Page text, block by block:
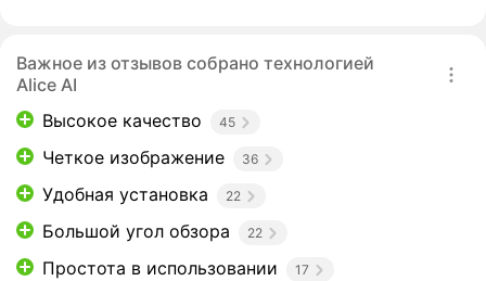
Важное из отзывов собрано технологией
Alice AI
Высокое качество
45
Четкое изображение 36
Удобная установка 22
Большой угол обзора 22
Простота в использовании 17